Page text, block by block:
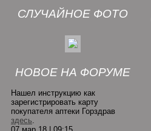
СЛУЧАЙНОЕ ФОТО
НОВОЕ НА ФОРУМЕ
Нашел инструкцию как
зарегистрировать карту
покупателя аптеки Горздрав
здесь.